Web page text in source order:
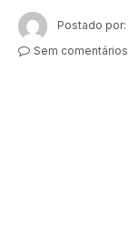
Postado por:
Sem comentários